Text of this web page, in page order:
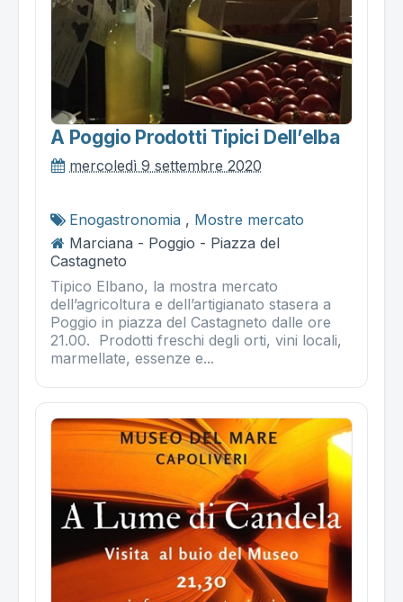
A Poggio Prodotti Tipici Dell’elba
mercoledì 9 settembre 2020
Enogastronomia , Mostre mercato
Marciana - Poggio - Piazza del
Castagneto
Tipico Elbano, la mostra mercato
dell’agricoltura e dell’artigianato stasera a
Poggio in piazza del Castagneto dalle ore
21.00. Prodotti freschi degli orti, vini locali,
marmellate, essenze e...